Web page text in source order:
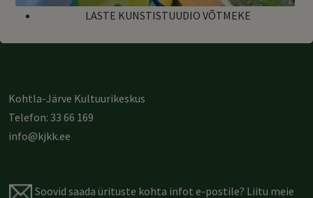
LASTE KUNSTISTUUDIO VÕTMEKE
Kohtla-Järve Kultuurikeskus
Telefon: 33 66 169
info@kjkk.ee
Soovid saada ürituste kohta infot e-postile? Liitu meie